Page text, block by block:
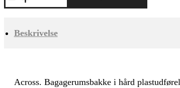
Beskrivelse
Across. Bagagerumsbakke i hård